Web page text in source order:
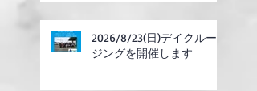
2026/8/23(日)デイクルー
ジングを開催します